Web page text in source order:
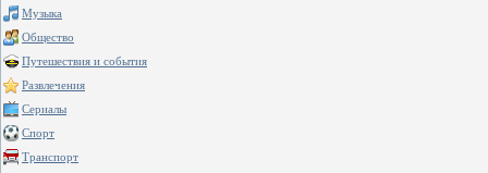
Музыка
Общество
Путешествия и события
Развлечения
Сериалы
Спорт
Транспорт